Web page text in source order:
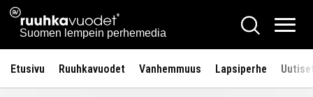
Siirry
sisältöön
Ruuhkavuodet.fi
Suomen lempein perhemedia
Hae
Etusivu Ruuhkavuodet Vanhemmuus Lapsiperhe